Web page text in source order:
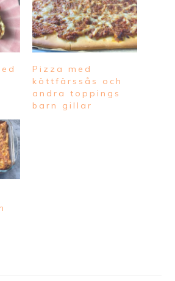
Pizza med
köttfärssås och
andra toppings
barn gillar